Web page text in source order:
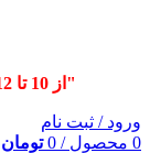
"از 10 تا 12 مرداد، روز کاری به حساب نمی آید!"
ورود / ثبت نام
0 محصول /
0 تومان